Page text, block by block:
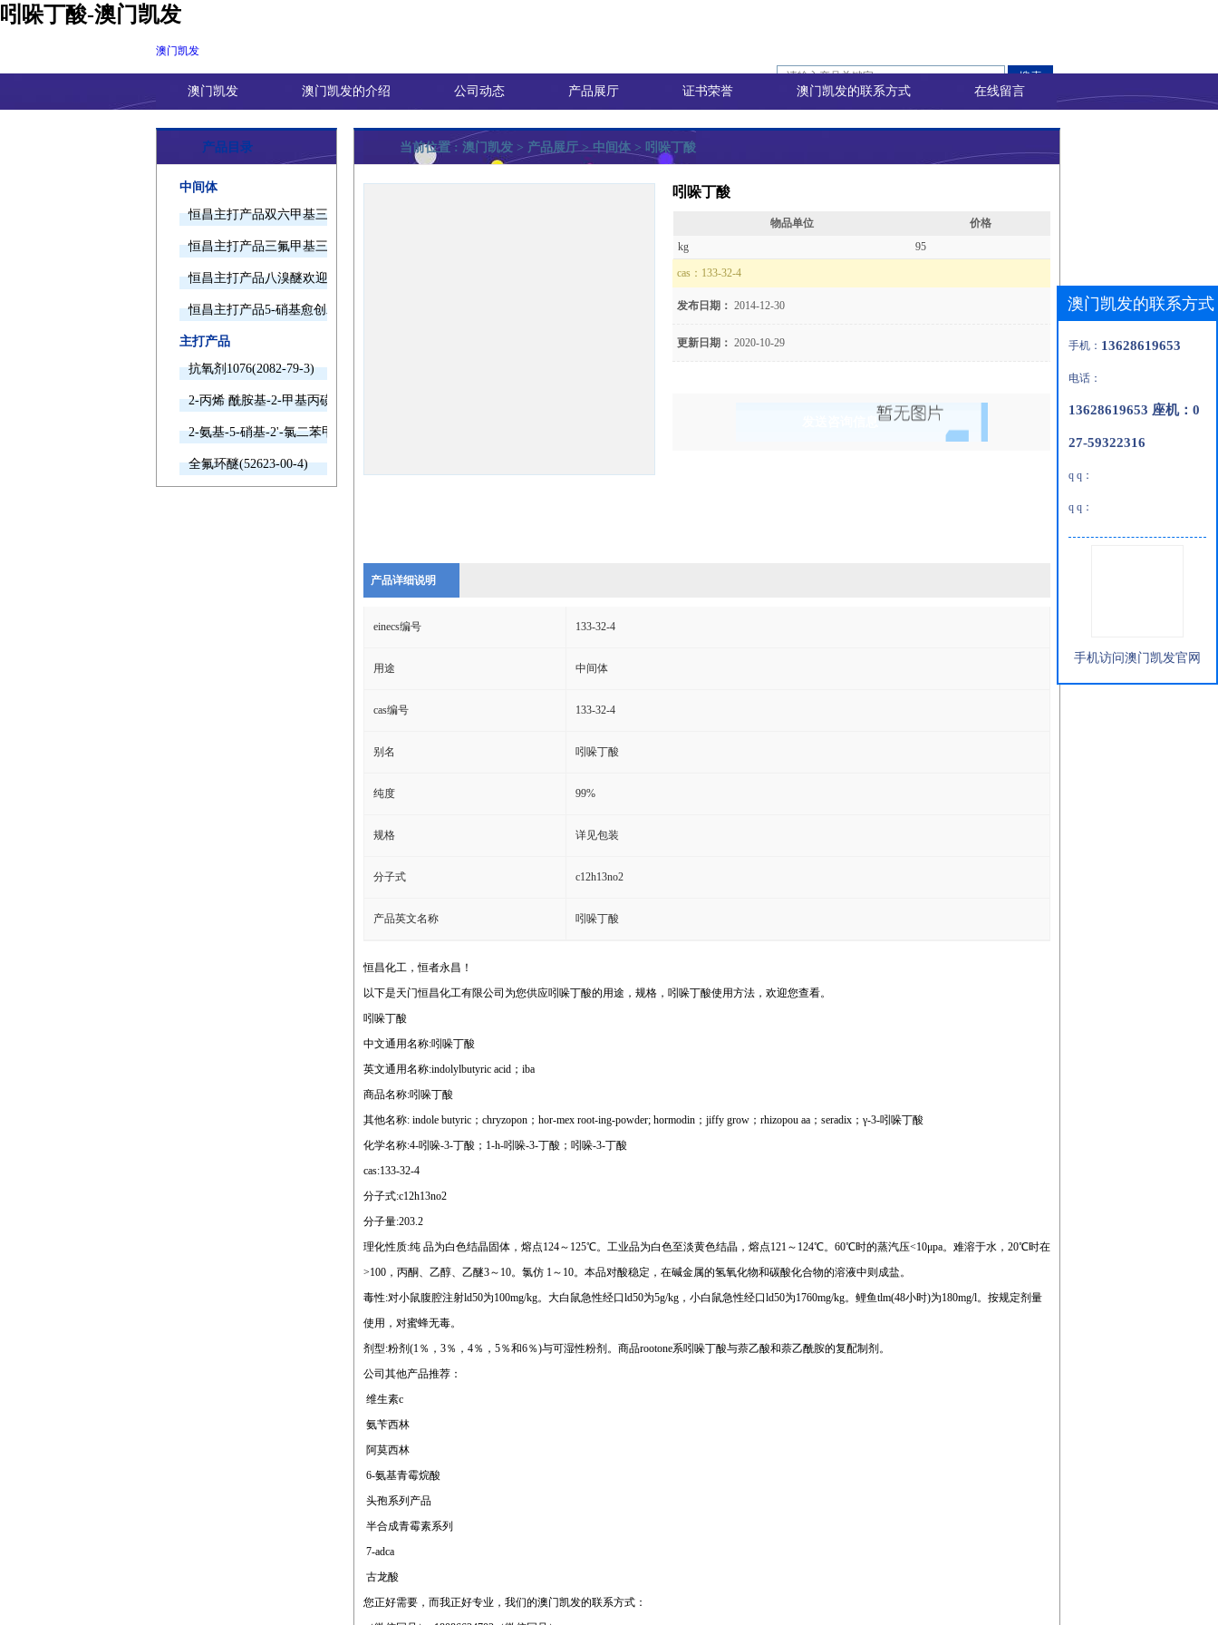
吲哚丁酸-澳门凯发
澳门凯发
澳门凯发 澳门凯发的介绍 公司动态 产品展厅 证书荣誉 澳门凯发的联系方式 在线留言
产品目录
中间体
恒昌主打产品双六甲基三胺欢迎询价
恒昌主打产品三氟甲基三甲基硅烷欢迎询价
恒昌主打产品八溴醚欢迎询价
恒昌主打产品5-硝基愈创木酚钠欢迎询价
主打产品
抗氧剂1076(2082-79-3)
2-丙烯 酰胺基-2-甲基丙磺酸(15214-89-8)
2-氨基-5-硝基-2'-氯二苯甲酮(2011-66-7)
全氟环醚(52623-00-4)
当前位置 : 澳门凯发 > 产品展厅 >中间体 > 吲哚丁酸
吲哚丁酸
物品单位
价格
kg
95
cas： 133-32-4
发布日期： 2014-12-30
更新日期： 2020-10-29
产品详细说明
einecs编号 133-32-4
用途 中间体
cas编号 133-32-4
别名 吲哚丁酸
纯度 99%
规格 详见包装
分子式 c12h13no2
产品英文名称 吲哚丁酸
恒昌化工，恒者永昌！
以下是天门恒昌化工有限公司为您供应吲哚丁酸的用途，规格，吲哚丁酸使用方法，欢迎您查看。
吲哚丁酸
中文通用名称:吲哚丁酸
英文通用名称:indolylbutyric acid；iba
商品名称:吲哚丁酸
其他名称: indole butyric；chryzopon；hor-mex root-ing-powder; hormodin；jiffy grow；rhizopou aa；seradix；γ-3-吲哚丁酸
化学名称:4-吲哚-3-丁酸；1-h-吲哚-3-丁酸；吲哚-3-丁酸
cas:133-32-4
分子式:c12h13no2
分子量:203.2
理化性质:纯 品为白色结晶固体，熔点124～125℃。工业品为白色至淡黄色结晶，熔点121～124℃。60℃时的蒸汽压<10μpa。难溶于水，20℃时在
>100，丙酮、乙醇、乙醚3～10。氯仿 1～10。本品对酸稳定，在碱金属的氢氧化物和碳酸化合物的溶液中则成盐。
毒性:对小鼠腹腔注射ld50为100mg/kg。大白鼠急性经口ld50为5g/kg，小白鼠急性经口ld50为1760mg/kg。鲤鱼tlm(48小时)为180mg/l。按规定剂量
使用，对蜜蜂无毒。
剂型:粉剂(1％，3％，4％，5％和6％)与可湿性粉剂。商品rootone系吲哚丁酸与萘乙酸和萘乙酰胺的复配制剂。
公司其他产品推荐：
维生素c
氨苄西林
阿莫西林
6-氨基青霉烷酸
头孢系列产品
半合成青霉素系列
7-adca
古龙酸
您正好需要，而我正好专业，我们的澳门凯发的联系方式：
澳门凯发的联系方式
手机： 13628619653
电话：
13628619653 座机：0
27-59322316
q q：
q q：
手机访问澳门凯发官网